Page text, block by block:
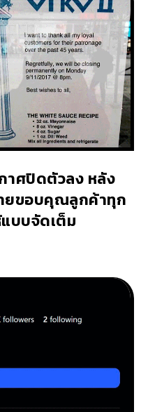
าศปิดตัวลง หลัง
ยขอบคุณลูกค้าทุก
บบจัดเต็ม